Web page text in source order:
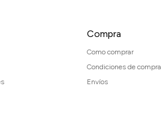
Compra
Como comprar
Condiciones de compra
Envíos